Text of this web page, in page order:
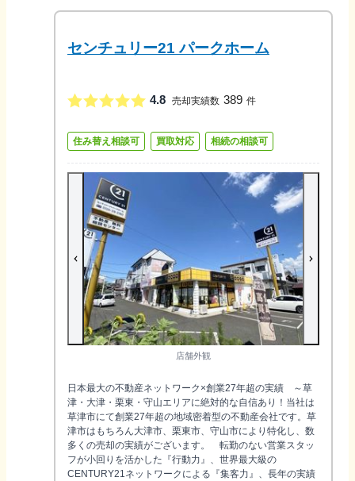
センチュリー21 パークホーム
4.8 売却実績数 389 件
住み替え相談可 買取対応 相続の相談可
店舗外観
日本最大の不動産ネットワーク×創業27年超の実績 ～草
津・大津・栗東・守山エリアに絶対的な自信あり！当社は
草津市にて創業27年超の地域密着型の不動産会社です。草
津市はもちろん大津市、栗東市、守山市により特化し、数
多くの売却の実績がございます。 転勤のない営業スタッ
フが小回りを活かした『行動力』、世界最大級の
CENTURY21ネットワークによる『集客力』、長年の実績